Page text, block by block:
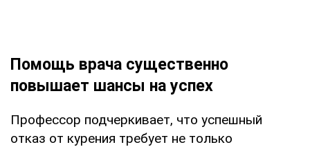
Помощь врача существенно
повышает шансы на успех
Профессор подчеркивает, что успешный
отказ от курения требует не только